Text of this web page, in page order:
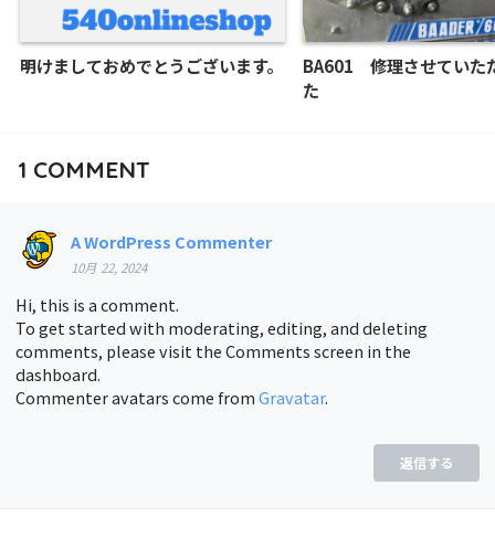
明けましておめでとうございます。
BA601 修理させていた
た
1 COMMENT
A WordPress Commenter
10月 22, 2024
Hi, this is a comment.
To get started with moderating, editing, and deleting
comments, please visit the Comments screen in the
dashboard.
Commenter avatars come fromGravatar.
返信する